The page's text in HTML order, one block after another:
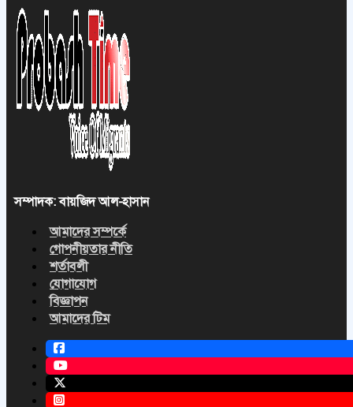
সম্পাদক: বায়জিদ আল-হাসান
আমাদের সম্পর্কে
গোপনীয়তার নীতি
শর্তাবলী
যোগাযোগ
বিজ্ঞাপন
আমাদের টিম